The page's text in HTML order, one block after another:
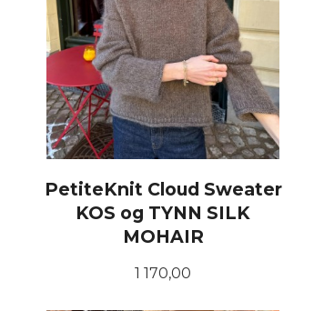
PetiteKnit Cloud Sweater
KOS og TYNN SILK
MOHAIR
Pris
1 170,00